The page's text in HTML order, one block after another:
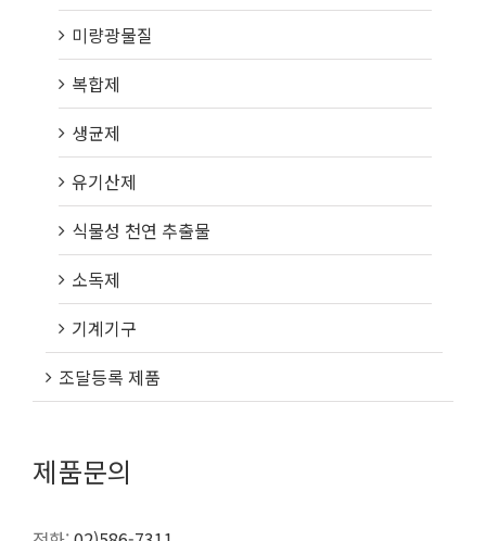
미량광물질
복합제
생균제
유기산제
식물성 천연 추출물
소독제
기계기구
조달등록 제품
제품문의